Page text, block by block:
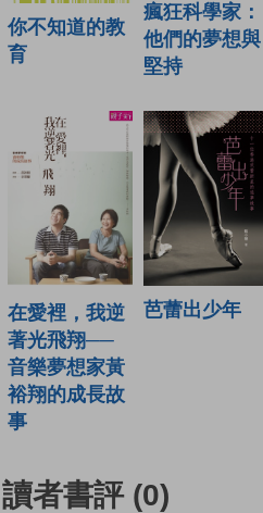
你不知道的教
育
瘋狂科學家：
他們的夢想與
堅持
在愛裡，我逆
著光飛翔──
音樂夢想家黃
裕翔的成長故
事
芭蕾出少年
讀者書評 (0)